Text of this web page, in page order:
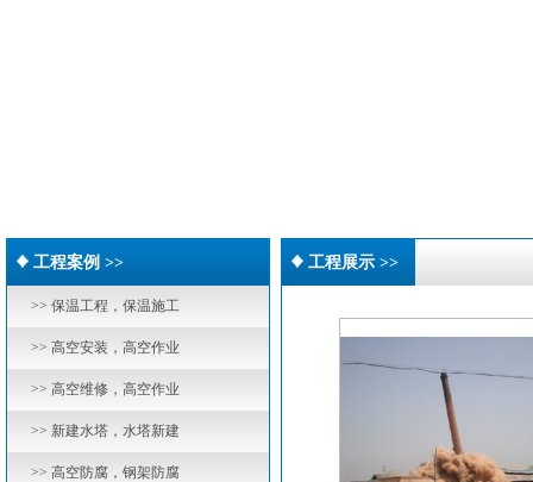
工程案例 >>
>> 保温工程，保温施工
>> 高空安装，高空作业
>> 高空维修，高空作业
>> 新建水塔，水塔新建
>> 高空防腐，钢架防腐
工程展示 >>